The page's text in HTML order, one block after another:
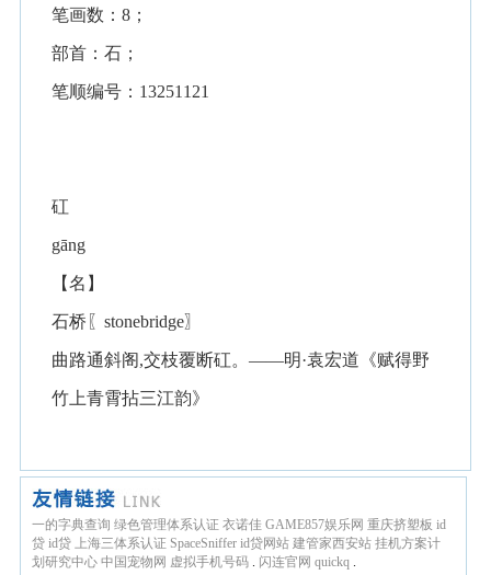
笔画数：8；
部首：石；
笔顺编号：13251121
矼
gāng
【名】
石桥〖stonebridge〗
曲路通斜阁,交枝覆断矼。——明·袁宏道《赋得野
竹上青霄拈三江韵》
一的字典查询 绿色管理体系认证 衣诺佳 GAME857娱乐网 重庆挤塑板 id
贷 id贷 上海三体系认证 SpaceSniffer id贷网站 建管家西安站 挂机方案计
划研究中心 中国宠物网 虚拟手机号码 . 闪连官网 quickq .